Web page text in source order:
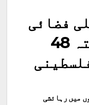
فضائی
حملوں میں گزشتہ 48
میں96فلسطینی
میں رہائشی